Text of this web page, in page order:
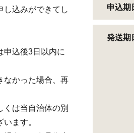
し込みができてし
申込後3日以内に
なかった場合、再
くは当自治体の別
ます。
申込期
発送期